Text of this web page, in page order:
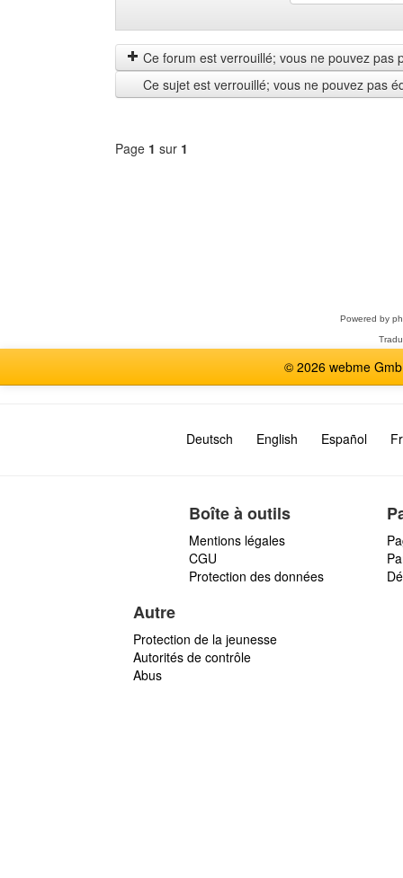
les
messages
depuis
by
Ce forum est verrouillé; vous ne pouvez pas
Ce sujet est verrouillé; vous ne pouvez pas
Page 1 sur 1
Powered by
© 2026 webme
Deutsch English Español
Boîte à outils
Mentions légales
CGU
Protection des données
Autre
Protection de la jeunesse
Autorités de contrôle
Abus